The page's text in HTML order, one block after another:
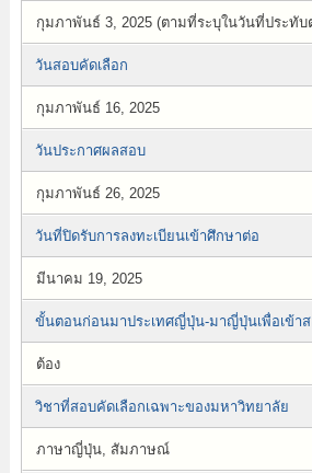
กุมภาพันธ์ 3, 2025 (ตามที่ระบุในวันที่ประทับ
วันสอบคัดเลือก
กุมภาพันธ์ 16, 2025
วันประกาศผลสอบ
กุมภาพันธ์ 26, 2025
วันที่ปิดรับการลงทะเบียนเข้าศึกษาต่อ
มีนาคม 19, 2025
ขั้นตอนก่อนมาประเทศญี่ปุ่น-มาญี่ปุ่นเพื่อเข้าส
ต้อง
วิชาที่สอบคัดเลือกเฉพาะของมหาวิทยาลัย
ภาษาญี่ปุ่น, สัมภาษณ์